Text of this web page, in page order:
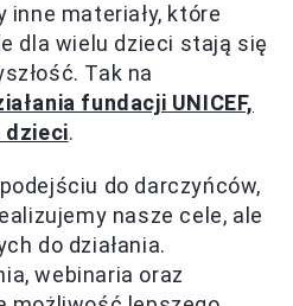
inne materiały, które
dla wielu dzieci stają się
Tak na
fundacji UNICEF,
dzieci.
do darczyńców,
nasze cele, ale
do działania.
webinaria oraz